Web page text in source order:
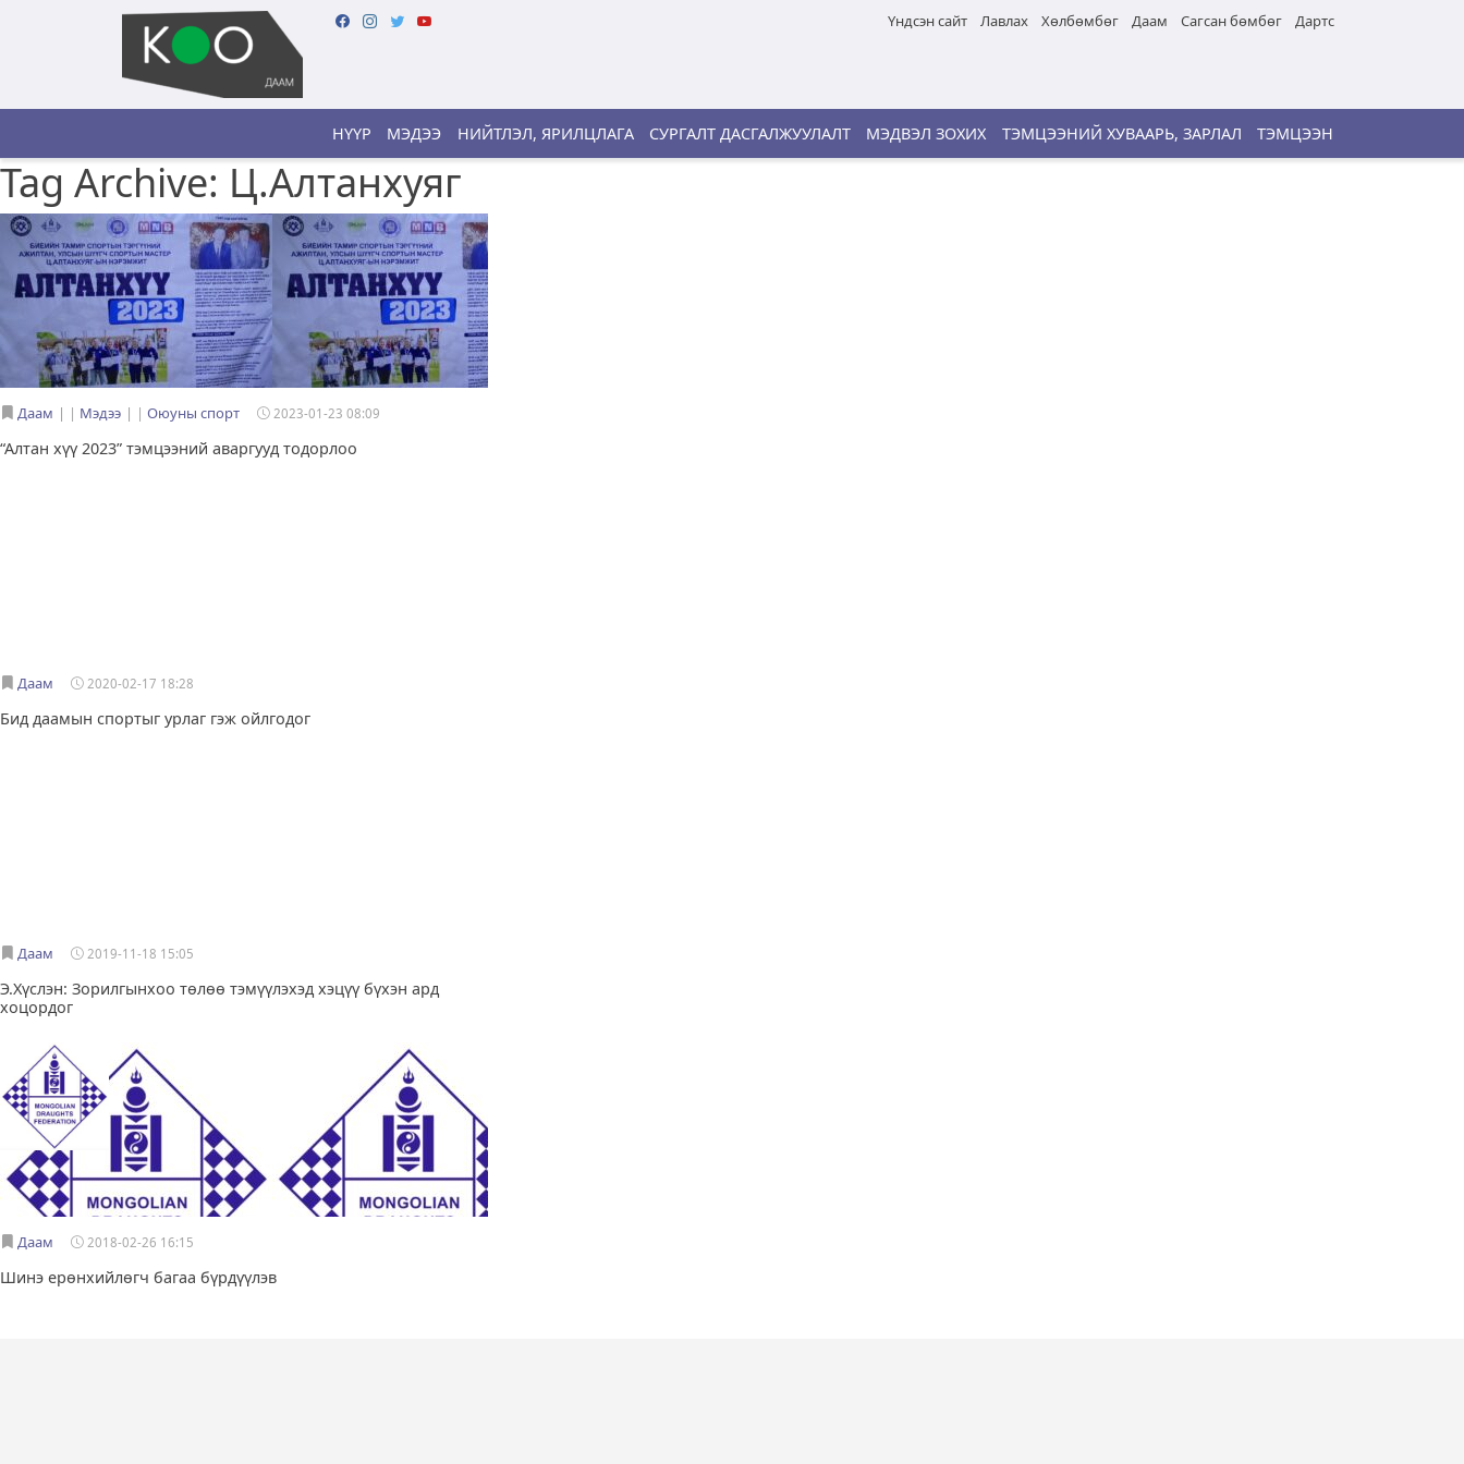
Үндсэн сайт Лавлах Хөлбөмбөг Даам Сагсан бөмбөг Дартс
НҮҮР МЭДЭЭ НИЙТЛЭЛ, ЯРИЛЦЛАГА СУРГАЛТ ДАСГАЛЖУУЛАЛТ МЭДВЭЛ ЗОХИХ ТЭМЦЭЭНИЙ ХУВААРЬ, ЗАРЛАЛ ТЭМЦЭЭН
Tag Archive: Ц.Алтанхуяг
Даам | Мэдээ | Оюуны спорт 2023-01-23 08:09
“Алтан хүү 2023” тэмцээний аваргууд тодорлоо
Даам 2020-02-17 18:28
Бид даамын спортыг урлаг гэж ойлгодог
Даам 2019-11-18 15:05
Э.Хүслэн: Зорилгынхоо төлөө тэмүүлэхэд хэцүү бүхэн ард
хоцордог
Даам 2018-02-26 16:15
Шинэ ерөнхийлөгч багаа бүрдүүлэв